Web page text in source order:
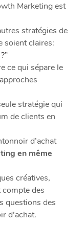
Marketing est
stratégies de
soient claires:
ce qui sépare le
stratégie qui
de clients en
d’achat
en même
créatives,
des
questions des
d’achat.